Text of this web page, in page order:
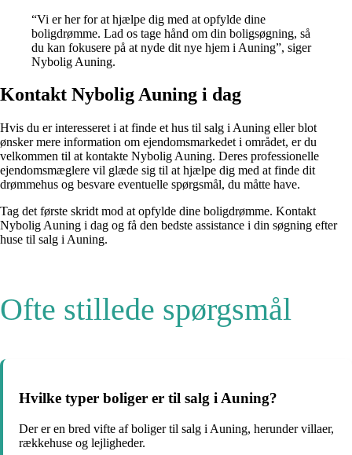
“Vi er her for at hjælpe dig med at opfylde dine
boligdrømme. Lad os tage hånd om din boligsøgning, så
du kan fokusere på at nyde dit nye hjem i Auning”, siger
Nybolig Auning.
Kontakt Nybolig Auning i dag
Hvis du er interesseret i at finde et hus til salg i Auning eller blot
ønsker mere information om ejendomsmarkedet i området, er du
velkommen til at kontakte Nybolig Auning. Deres professionelle
ejendomsmæglere vil glæde sig til at hjælpe dig med at finde dit
drømmehus og besvare eventuelle spørgsmål, du måtte have.
Tag det første skridt mod at opfylde dine boligdrømme. Kontakt
Nybolig Auning i dag og få den bedste assistance i din søgning efter
huse til salg i Auning.
Ofte stillede spørgsmål
Hvilke typer boliger er til salg i Auning?
Der er en bred vifte af boliger til salg i Auning, herunder villaer,
rækkehuse og lejligheder.